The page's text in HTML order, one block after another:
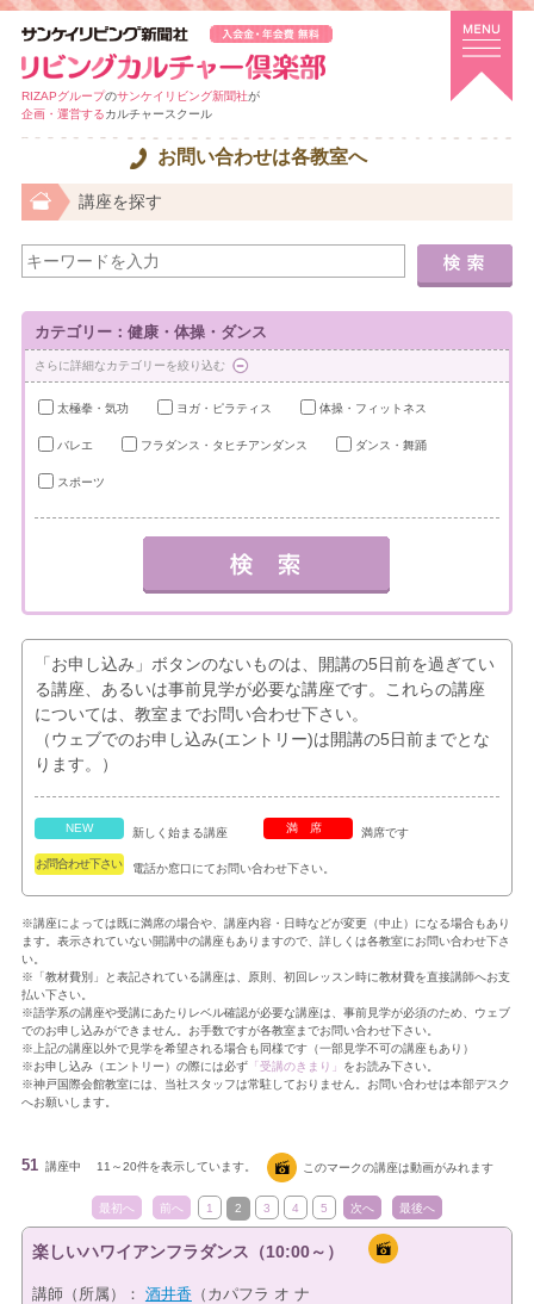
RIZAPグループのサンケイリビング新聞社が
企画・運営するカルチャースクール
お問い合わせは各教室へ
講座を探す
カテゴリー：健康・体操・ダンス
さらに詳細なカテゴリーを絞り込む
太極拳・気功 ヨガ・ピラティス 体操・フィットネス
バレエ フラダンス・タヒチアンダンス ダンス・舞踊
スポーツ
「お申し込み」ボタンのないものは、開講の5日前を過ぎてい
る講座、あるいは事前見学が必要な講座です。これらの講座
については、教室までお問い合わせ下さい。
（ウェブでのお申し込み(エントリー)は開講の5日前までとな
ります。）
NEW 新しく始まる講座 満席 満席です
お問合わせ下さい 電話か窓口にてお問い合わせ下さい。
※講座によっては既に満席の場合や、講座内容・日時などが変更（中止）になる場合もあり
ます。表示されていない開講中の講座もありますので、詳しくは各教室にお問い合わせ下さ
い。
※「教材費別」と表記されている講座は、原則、初回レッスン時に教材費を直接講師へお支
払い下さい。
※語学系の講座や受講にあたりレベル確認が必要な講座は、事前見学が必須のため、ウェブ
でのお申し込みができません。お手数ですが各教室までお問い合わせ下さい。
※上記の講座以外で見学を希望される場合も同様です（一部見学不可の講座もあり）
※お申し込み（エントリー）の際には必ず「受講のきまり」 をお読み下さい。
※神戸国際会館教室には、当社スタッフは常駐しておりません。お問い合わせは本部デスク
へお願いします。
51 講座中 11～20件を表示しています。 このマークの講座は動画がみれます
最初へ 前へ 1 2 3 4 5 次へ 最後へ
楽しいハワイアンフラダンス（10:00～）
講師（所属）： 酒井香 （カパフラ オ ナ